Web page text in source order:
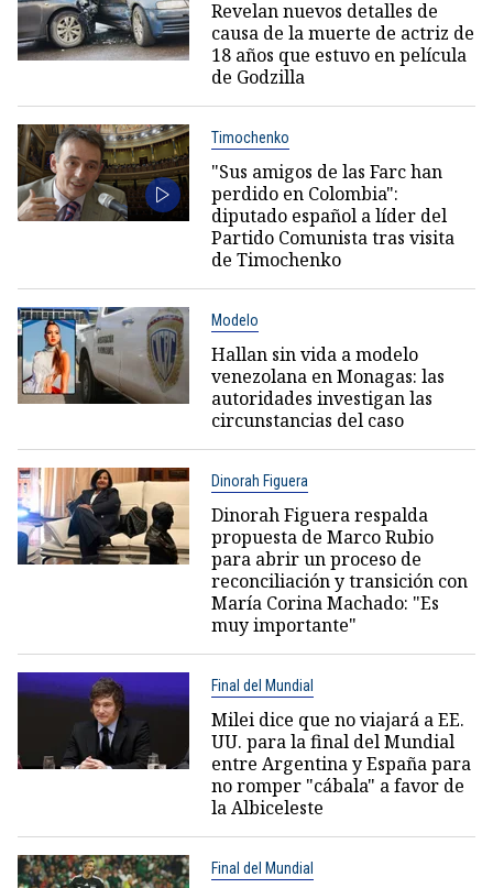
Revelan nuevos detalles de
causa de la muerte de actriz de
18 años que estuvo en película
de Godzilla
Timochenko
"Sus amigos de las Farc han
perdido en Colombia":
diputado español a líder del
Partido Comunista tras visita
de Timochenko
Modelo
Hallan sin vida a modelo
venezolana en Monagas: las
autoridades investigan las
circunstancias del caso
Dinorah Figuera
Dinorah Figuera respalda
propuesta de Marco Rubio
para abrir un proceso de
reconciliación y transición con
María Corina Machado: "Es
muy importante"
Final del Mundial
Milei dice que no viajará a EE.
UU. para la final del Mundial
entre Argentina y España para
no romper "cábala" a favor de
la Albiceleste
Final del Mundial